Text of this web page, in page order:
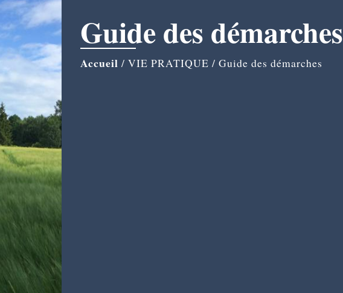
Guide des démarches
Accueil / VIE PRATIQUE / Guide des démarches